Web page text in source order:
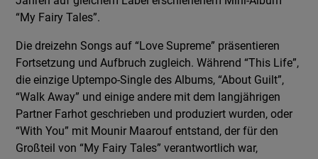
“My Fairy Tales”.
Die dreizehn Songs auf “Love Supreme” präsentieren
Fortsetzung und Aufbruch zugleich. Während “This Life”,
die einzige Uptempo-Single des Albums, “About Guilt”,
“Walk Away” und einige andere mit dem langjährigen
Partner Farhot geschrieben und produziert wurden, oder
“With You” mit Mounir Maarouf entstand, der für den
Großteil von “My Fairy Tales” verantwortlich war,